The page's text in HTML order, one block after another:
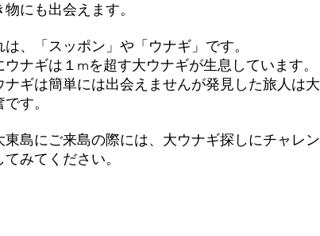
物にも出会えます。
は、「スッポン」や「ウナギ」です。
ウナギは１mを超す大ウナギが生息しています。
ナギは簡単には出会えませんが発見した旅人は大
す。
東島にご来島の際には、大ウナギ探しにチャレン
てみてください。